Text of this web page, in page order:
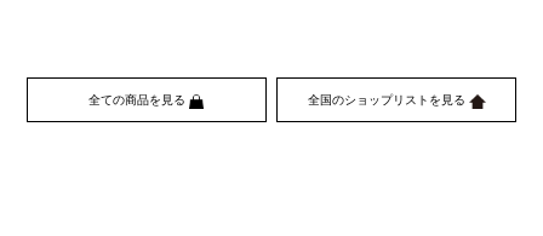
全ての商品を見る 全国のショップリストを見る